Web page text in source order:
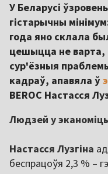
У Беларусі
гістарычны
года яно склала
цешыцца не варта,
сур'ёзныя
кадраў, апавяла ў
BEROC Настасся
Людзей у
Настасся Лузгіна
беспрацоўя 2,3 % –